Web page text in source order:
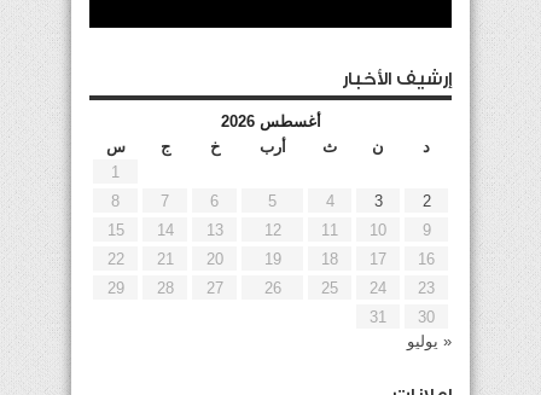
إرشيف الأخبار
أغسطس 2026
د
ن ث أرب خ ج
س
1
2
3
4
5
6
7
8
9
10
11
12
13
14
15
16
17
18
19
20
21
22
23
24
25
26
27
28
29
30
31
« يوليو